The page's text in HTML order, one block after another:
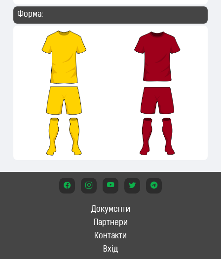
Форма:
Документи
Партнери
Контакти
Вхід